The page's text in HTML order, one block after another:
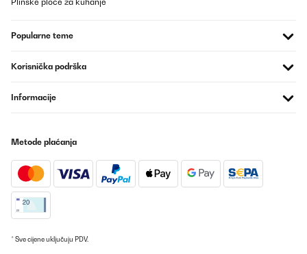
Popularne teme
Korisnička podrška
Informacije
Metode plaćanja
* Sve cijene uključuju PDV.